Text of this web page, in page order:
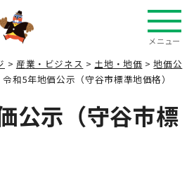
メニュー
> 産業・ビジネス > 土地・地価 >地価公
令和5年地価公示（守谷市標準地価格）
公示（守谷市標